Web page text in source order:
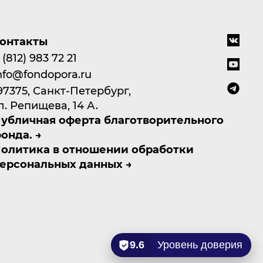
983 72 21
Санкт-Петербург,
Репищева, 14 А.
оферта благотворительного
в отношении обработки
данных
9.6 Уровень доверия